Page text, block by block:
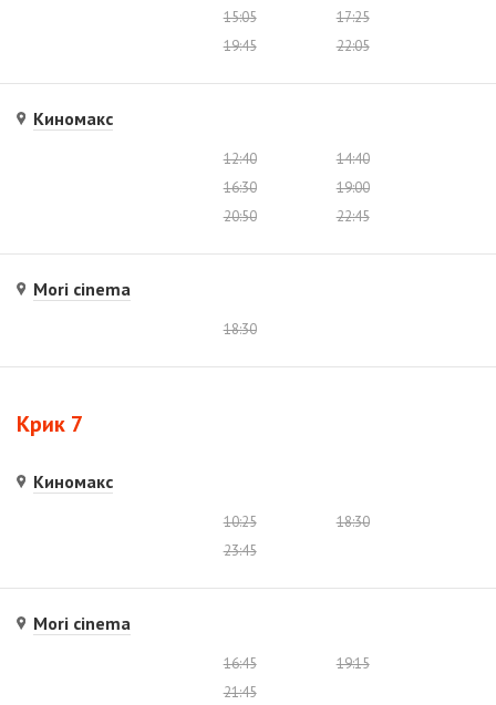
15:05
17:25
19:45
22:05
Киномакс
12:40
14:40
16:30
19:00
20:50
22:45
Mori cinema
18:30
Крик 7
Киномакс
10:25
18:30
23:45
Mori cinema
16:45
19:15
21:45